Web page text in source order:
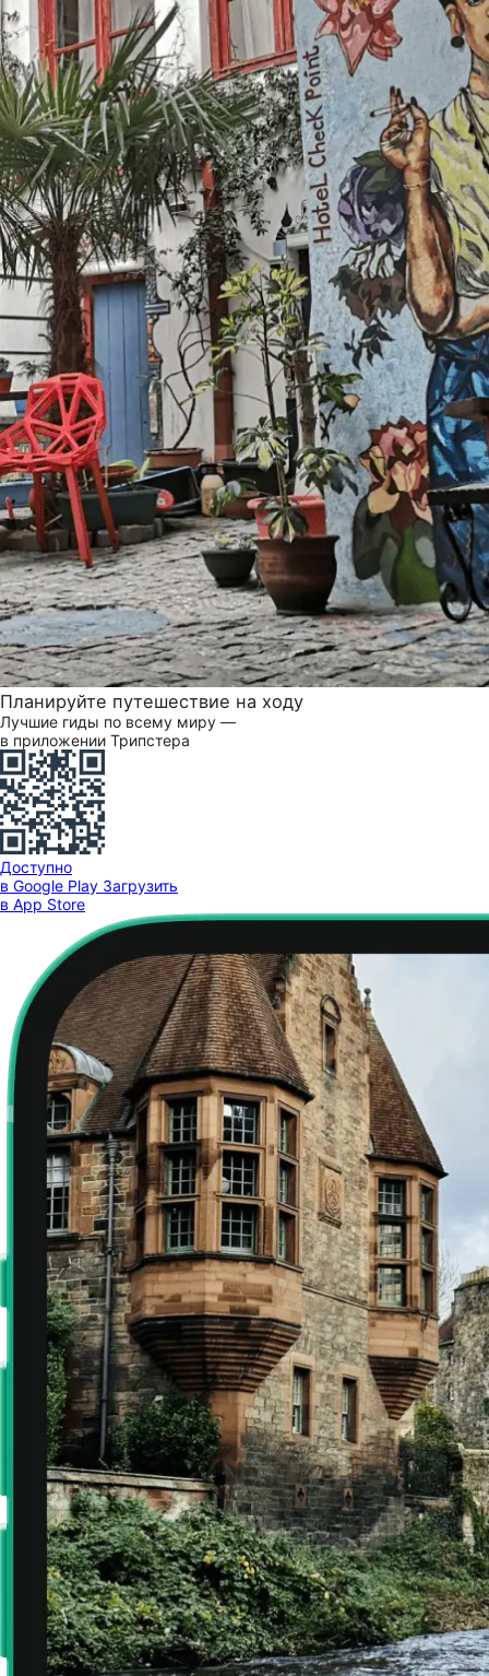
Планируйте путешествие на ходу
Лучшие гиды по всему миру —
в приложении Трипстера
Доступно
в Google Play Загрузить
в App Store